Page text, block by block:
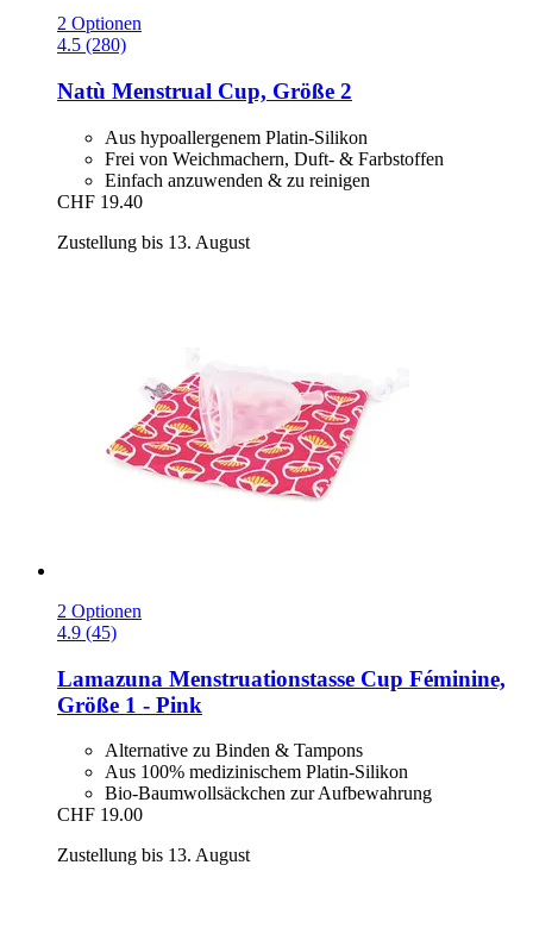
2 Optionen
4.5 (280)
Natù Menstrual Cup, Größe 2
Aus hypoallergenem Platin-Silikon
Frei von Weichmachern, Duft- & Farbstoffen
Einfach anzuwenden & zu reinigen
CHF 19.40
Zustellung bis 13. August
2 Optionen
4.9 (45)
Lamazuna Menstruationstasse Cup Féminine,
Größe 1 -​ Pink
Alternative zu Binden & Tampons
Aus 100% medizinischem Platin-Silikon
Bio-Baumwollsäckchen zur Aufbewahrung
CHF 19.00
Zustellung bis 13. August